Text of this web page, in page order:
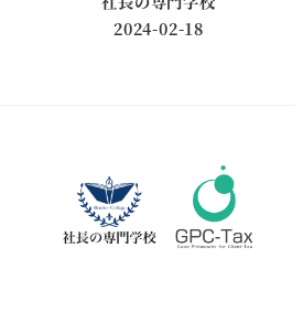
投稿日
2024-02-18